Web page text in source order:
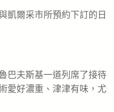
凱爾采市所預約下訂的日
巴夫斯基一道列席了接待
愛好濃重、津津有味，尤